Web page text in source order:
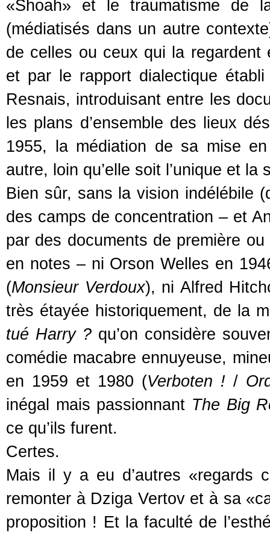
«Shoah» et le traumatisme de
(médiatisés dans un autre
de celles ou ceux qui la regardent
et par le rapport dialectique
Resnais, introduisant entre les
les plans d’ensemble des lieux
1955, la médiation de sa mise
autre, loin qu’elle soit l’unique et
Bien sûr, sans la vision indélébile
des camps de concentration – et
par des documents de première
en notes – ni Orson Welles en
(Monsieur Verdoux), ni Alfred
très étayée historiquement, de la
tué Harry ? qu’on considère
comédie macabre ennuyeuse,
en 1959 et 1980 (Verboten !/
inégal mais passionnant The Big
ce qu’ils furent.
Certes.
Mais il y a eu d’autres «regards
remonter à Dziga Vertov et à sa
proposition ! Et la faculté de